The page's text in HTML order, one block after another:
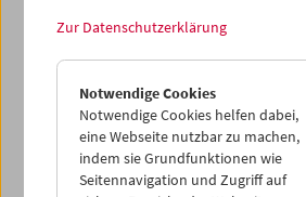
Zur Datenschutzerklärung
Notwendige Cookies
Notwendige Cookies helfen dabei,
eine Webseite nutzbar zu machen,
indem sie Grundfunktionen wie
Seitennavigation und Zugriff auf